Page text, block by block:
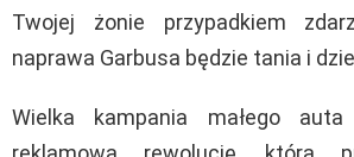
Twojej żonie przypadkiem
naprawa Garbusa będzie tania i
Wielka kampania małego auta